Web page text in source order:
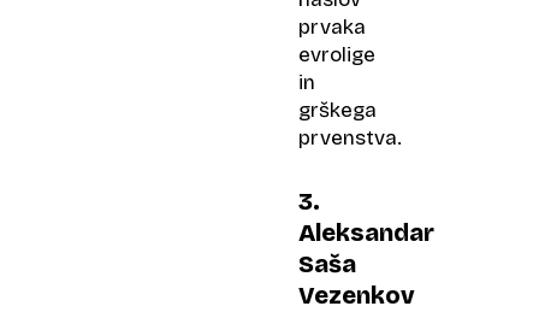
prvaka
evrolige
in
grškega
prvenstva.
3.
Aleksandar
Saša
Vezenkov